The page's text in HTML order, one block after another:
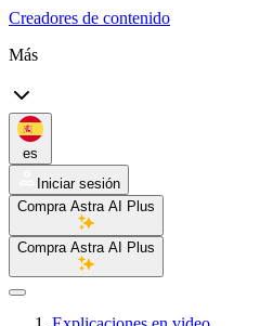
Creadores de contenido
Más
es
Iniciar sesión
Compra Astra AI Plus
Compra Astra AI Plus